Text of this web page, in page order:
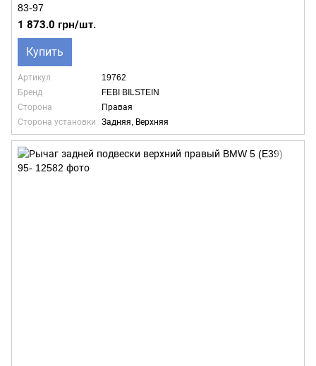
83-97
1 873.0 грн/шт.
Купить
Артикул
19762
Бренд
FEBI BILSTEIN
Сторона
Правая
Сторона установки
Задняя, Верхняя